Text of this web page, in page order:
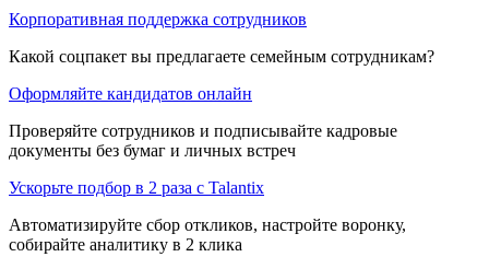
Корпоративная поддержка сотрудников
Какой соцпакет вы предлагаете семейным сотрудникам?
Оформляйте кандидатов онлайн
Проверяйте сотрудников и подписывайте кадровые
документы без бумаг и личных встреч
Ускорьте подбор в 2 раза с Talantix
Автоматизируйте сбор откликов, настройте воронку,
собирайте аналитику в 2 клика